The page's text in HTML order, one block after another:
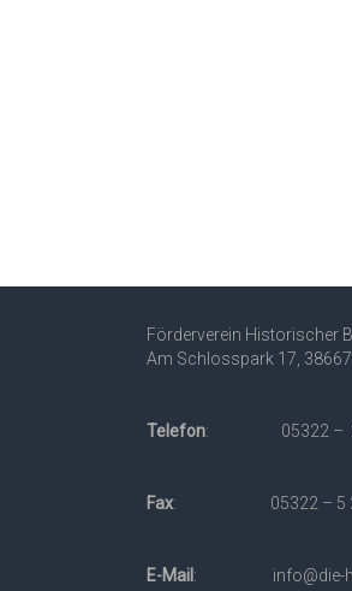
Förderverein Historischer
Am Schlosspark 17,
Telefon: 05322 –
Fax: 05322 – 5
E-Mail : info@die-